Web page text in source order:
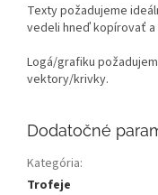
Texty požadujeme
vedeli hneď kopírovať a
Logá/grafiku
vektory/krivky.
Dodatočné
Kategória:
Trofeje